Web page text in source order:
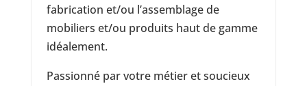
fabrication et/ou l’assemblage de
mobiliers et/ou produits haut de gamme
idéalement.
Passionné par votre métier et soucieux